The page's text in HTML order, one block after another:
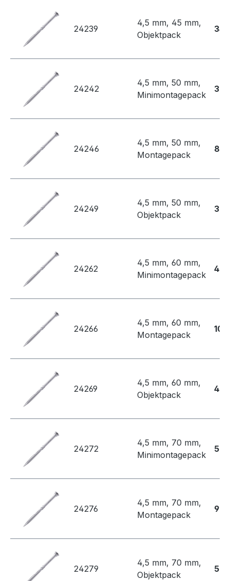
24239
4,5 mm, 45 mm,
Objektpack
24242
4,5 mm, 50 mm,
Minimontagepack
24246
4,5 mm, 50 mm,
Montagepack
24249
4,5 mm, 50 mm,
Objektpack
24262
4,5 mm, 60 mm,
Minimontagepack
24266
4,5 mm, 60 mm,
Montagepack
24269
4,5 mm, 60 mm,
Objektpack
24272
4,5 mm, 70 mm,
Minimontagepack
24276
4,5 mm, 70 mm,
Montagepack
24279
4,5 mm, 70 mm,
Objektpack